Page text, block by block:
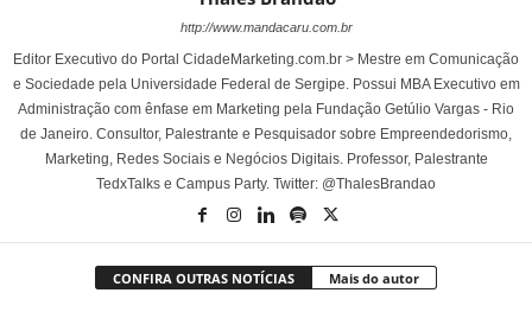
http://www.mandacaru.com.br
Editor Executivo do Portal CidadeMarketing.com.br > Mestre em Comunicação
e Sociedade pela Universidade Federal de Sergipe. Possui MBA Executivo em
Administração com ênfase em Marketing pela Fundação Getúlio Vargas - Rio
de Janeiro. Consultor, Palestrante e Pesquisador sobre Empreendedorismo,
Marketing, Redes Sociais e Negócios Digitais. Professor, Palestrante
TedxTalks e Campus Party. Twitter: @ThalesBrandao
CONFIRA OUTRAS NOTÍCIAS Mais do autor